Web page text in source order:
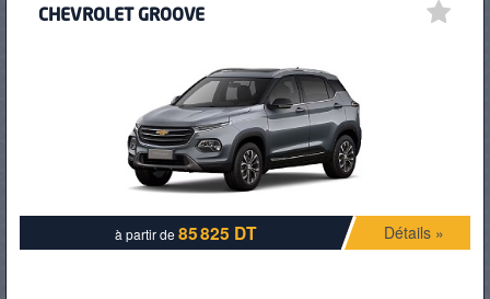
CHEVROLET GROOVE
à partir de85 825 DT Détails »